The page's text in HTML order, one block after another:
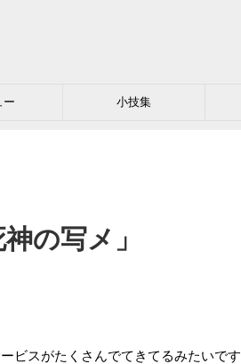
ー 小技集
の写メ」
ビスがたくさんでてきてるみたいです